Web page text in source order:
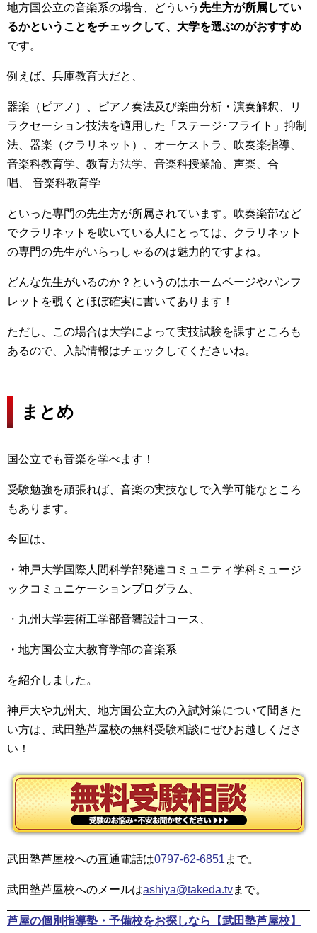
地方国公立の音楽系の場合、どういう 先生方が所属してい
るかということをチェックして、大学を選ぶのがおすすめ
です。
例えば、兵庫教育大だと、
器楽（ピアノ）、ピアノ奏法及び楽曲分析・演奏解釈、リ
ラクセーション技法を適用した「ステージ･フライト」抑制
法、器楽（クラリネット）、オーケストラ、吹奏楽指導、
音楽科教育学、教育方法学、音楽科授業論、声楽、合
唱、 音楽科教育学
といった専門の先生方が所属されています。吹奏楽部など
でクラリネットを吹いている人にとっては、クラリネット
の専門の先生がいらっしゃるのは魅力的ですよね。
どんな先生がいるのか？というのはホームページやパンフ
レットを覗くとほぼ確実に書いてあります！
ただし、この場合は大学によって実技試験を課すところも
あるので、入試情報はチェックしてくださいね。
まとめ
国公立でも音楽を学べます！
受験勉強を頑張れば、音楽の実技なしで入学可能なところ
もあります。
今回は、
・神戸大学国際人間科学部発達コミュニティ学科ミュージ
ックコミュニケーションプログラム、
・九州大学芸術工学部音響設計コース、
・地方国公立大教育学部の音楽系
を紹介しました。
神戸大や九州大、地方国公立大の入試対策について聞きた
い方は、武田塾芦屋校の無料受験相談にぜひお越しくださ
い！
武田塾芦屋校への直通電話は0797-62-6851 まで。
武田塾芦屋校へのメールはashiya@takeda.tvまで。
芦屋の個別指導塾・予備校をお探しなら
【武田塾芦屋校】